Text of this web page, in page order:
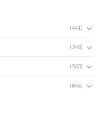
(441)
(348)
(533)
(846)